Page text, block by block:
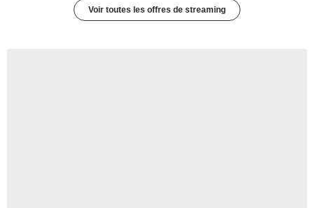
Voir toutes les offres de streaming